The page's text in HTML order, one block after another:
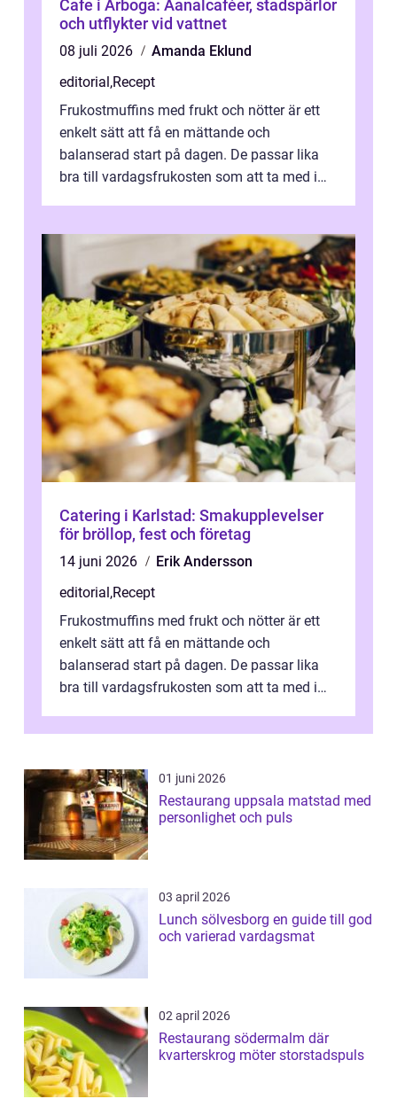
Cafe i Arboga: Aanalcaféer, stadspärlor
och utflykter vid vattnet
08 juli 2026
Amanda Eklund
editorial,Recept
Frukostmuffins med frukt och nötter är ett
enkelt sätt att få en mättande och
balanserad start på dagen. De passar lika
bra till vardagsfrukosten som att ta med i
Catering i Karlstad: Smakupplevelser
för bröllop, fest och företag
14 juni 2026
Erik Andersson
editorial,Recept
Frukostmuffins med frukt och nötter är ett
enkelt sätt att få en mättande och
balanserad start på dagen. De passar lika
bra till vardagsfrukosten som att ta med i
01 juni 2026
Restaurang uppsala matstad med
personlighet och puls
03 april 2026
Lunch sölvesborg en guide till god
och varierad vardagsmat
02 april 2026
Restaurang södermalm där
kvarterskrog möter storstadspuls